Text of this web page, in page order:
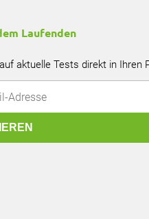
Laufenden
aktuelle Tests direkt in Ihren